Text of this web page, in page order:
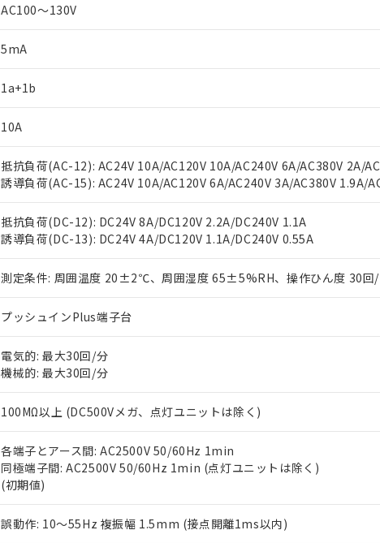
AC100～130V
5mA
1a+1b
10A
抵抗負荷(AC-12): AC24V 10A/AC120V 10A/AC240V 6A/AC380V 2A/
誘導負荷(AC-15): AC24V 10A/AC120V 6A/AC240V 3A/AC380V 1.9A/
抵抗負荷(DC-12): DC24V 8A/DC120V 2.2A/DC240V 1.1A
誘導負荷(DC-13): DC24V 4A/DC120V 1.1A/DC240V 0.55A
測定条件: 周囲温度 20±2℃、周囲湿度 65±5%RH、操作ひん度 30
プッシュインPlus端子台
電気的: 最大30回/分
機械的: 最大30回/分
100MΩ以上 (DC500Vメガ、点灯ユニットは除く)
各端子とアース間: AC2500V 50/60Hz 1min
同極端子間: AC2500V 50/60Hz 1min (点灯ユニットは除く)
(初期値)
誤動作: 10～55Hz 複振幅 1.5mm (接点開離1ms以内)
ご利用条件
以下の条件をお読みいただき、同意のうえご利用ください。
くものです。
当社制御機器事業取扱商品の中には、本サービスの対象外と
在庫状況および標準価格照会結果は、記載している更新日時
のであり、閲覧された時点での実際の在庫および標準価格と
い。
正式な納期状況および標準価格はお客様のお取引先、または
当社販売員にご相談ください。
オムロン制御機器販売店や当社販売拠点は「 販売ネットワーク
在庫状況および標準価格結果を当社の事前の承諾なく第三者
す。
マイパーツ機能（部品リスト作成サービス）をご利用いただ
お客様が当ウェブサイト上で当社にご登録された部品リスト
が、当社の製品・サービスに関するお客様との取引・商談に
さい。
※当社の共同利用者とは、"個人情報の共同利用に関して"
いる法人を指します。
対応済み：EU RoHS指令（10物質）の非含有に対応した製品が
調査・確認中：EU RoHS指令（10物質）の非含有の対応状況を調
非該当品：ライセンス料など無形物で、有害物質有無と関係のない
仕入先様の事情により、非含有部品としていたものが、含有品と判
があります。
六価クロム(Cr(Ⅵ)) 1000ppm以下、ポリ臭化ビフェニル類(PBB) 1000ppm以下、ポリ
フタル酸ビス(2-エチルヘキシル) (DEHP)(別名：DOP) 1000ppm以下、フタル酸ブチル
ル（DBP） 1000ppm以下、フタル酸ジイソブチル (DIBP) 1000ppm以下
但し、RoHS指令で産業用監視および制御機器に対する適用除外項目は除く。
※2 対応予定月
部品在庫の切り替え状況などにより、予定月が前後することがあり
※3 非含有証明書ダウンロード
下記の非含有証明書をダウンロードすることができます。
EU RoHS指令（10物質）の非含有証明書
51物質の非含有証明書（当社基準）
※本証明書は発行日時点で非含有を証明するもので、過去に遡って
また、RoHS指令のフタル酸エステル類４物質の対応では、対応
混在することから備考欄に対応日を記載しておりました。
既に当社にて対応品への在庫切替を完了していることから、特段
り割愛しております。
※1 中国RoHS○×表
「×」：最大均質材料含有率が中国RoHSの基準値を超えていること
「－」：未確認です。当社販売部門へお問い合わせください。
*中国RoHS10物質の基準値 (GB/T26572)：
DBP(フタル酸ジブチル) : 1000ppm、 DIBP(フタル酸ジイソブチル) : 1000ppm、 BBP(
DEHP(フタル酸ビス(2-エチルヘキシル)) : 1000ppm
※2 環境保護使用期限
「ｅ」：有害物質（10物質）のすべてが基準値以下であることを示
「10」：通常の使用状況下において有害物質が外部に漏えいし、環
味します。
「－」：未確認です。当社販売部門へお問い合わせください。
う）を輸出または国外への提供する場合は、日本国政府の輸
などの必要な手続きをとります。
当社は規制貨物を破棄する場合は、完全に破砕するなど、違
当社は貴社製品を、核兵器、ミサイル、化学兵器、生物兵器
置等に一切使用いたしません。
当社は、貴社製品を第三者に販売する場合は、上記1、2およ
また当社は、販売先および販売に係わる関係者が違法に輸出
たしません。
記
号
説明
○ 一定数以上の在庫あり
△ 一定数には満たないが在庫あり
－
在庫なし(最新の在庫状況については、お客様のお取引先
機器販売店・当社販売員にご確認ください)
空
白
受注生産機種、また在庫状況の情報を公開していない機種